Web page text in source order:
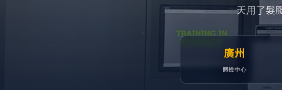
天用了髮
廣州
體檢中心